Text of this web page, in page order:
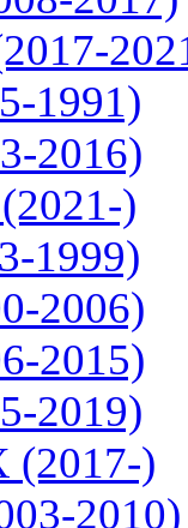
1991)
2016)
)
1999)
2006)
2015)
2019)
(2017-)
2010)